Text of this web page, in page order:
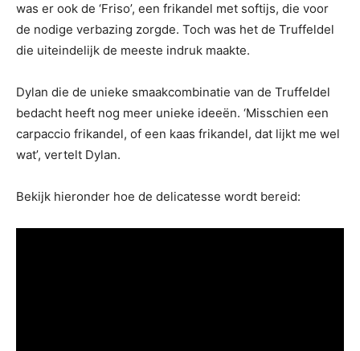
was er ook de ‘Friso’, een frikandel met softijs, die voor
de nodige verbazing zorgde. Toch was het de Truffeldel
die uiteindelijk de meeste indruk maakte.
Dylan die de unieke smaakcombinatie van de Truffeldel
bedacht heeft nog meer unieke ideeën. ‘Misschien een
carpaccio frikandel, of een kaas frikandel, dat lijkt me wel
wat’, vertelt Dylan.
Bekijk hieronder hoe de delicatesse wordt bereid: